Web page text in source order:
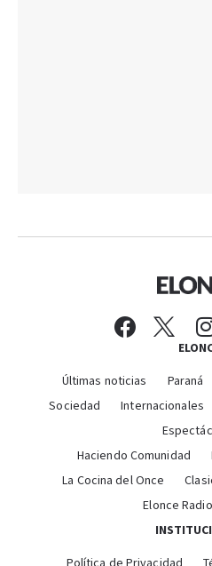
Últimas noticias Paraná
Sociedad
Internacionales
Haciendo Comunidad
La Cocina del Once
Elonce